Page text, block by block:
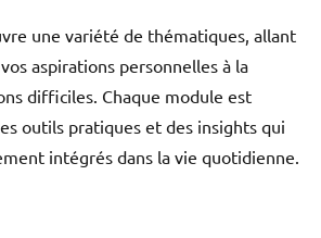
une variété de thématiques, allant
aspirations personnelles à la
difficiles. Chaque module est
outils pratiques et des insights qui
intégrés dans la vie quotidienne.